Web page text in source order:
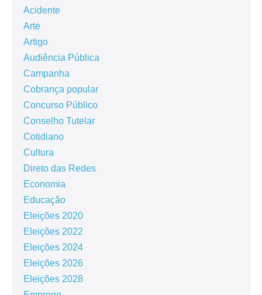
Acidente
Arte
Artigo
Audiência Pública
Campanha
Cobrança popular
Concurso Público
Conselho Tutelar
Cotidiano
Cultura
Direto das Redes
Economia
Educação
Eleições 2020
Eleições 2022
Eleições 2024
Eleições 2026
Eleições 2028